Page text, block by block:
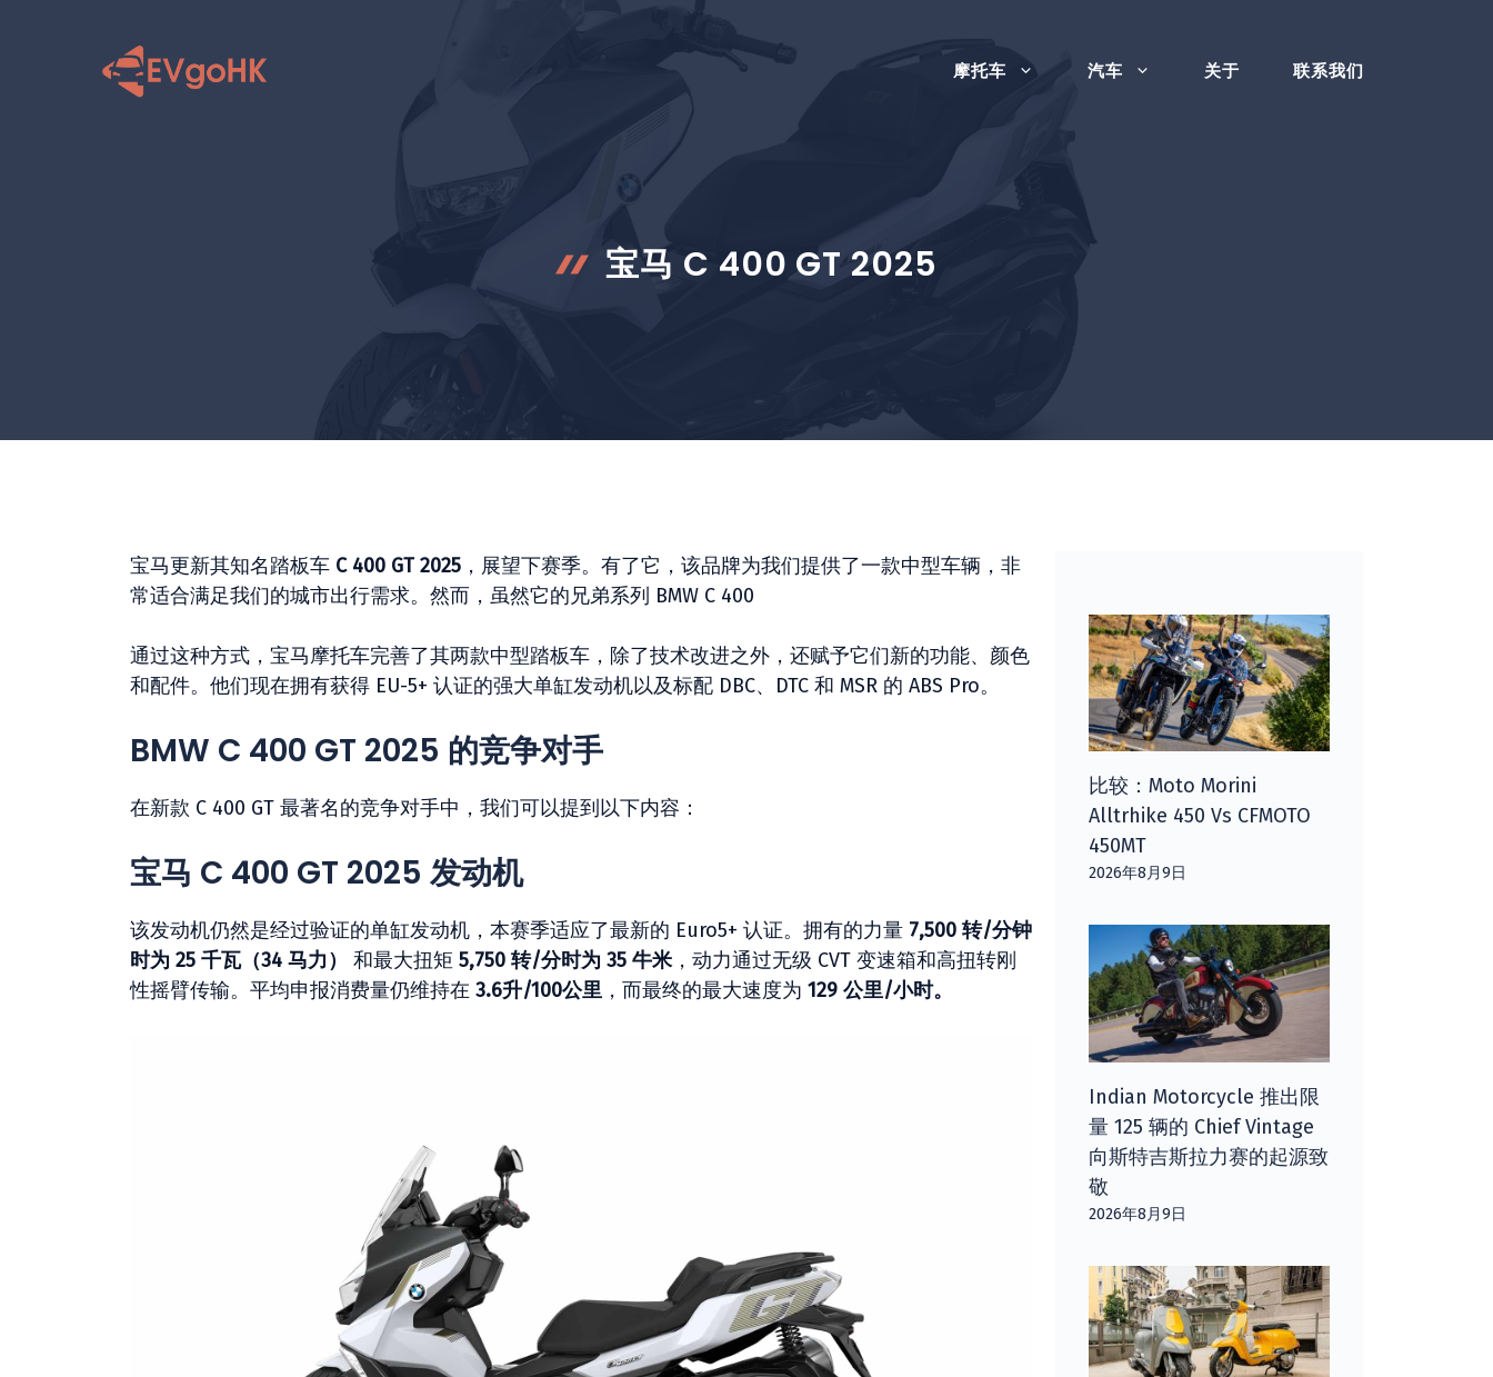
摩托车 汽车 关于 联系我们
宝马 C 400 GT 2025
宝马更新其知名踏板车 C 400 GT 2025 ，展望下赛季。有了它，该品牌为我们提供了一款中型车辆，非
常适合满足我们的城市出行需求。然而，虽然它的兄弟系列 BMW C 400
通过这种方式，宝马摩托车完善了其两款中型踏板车，除了技术改进之外，还赋予它们新的功能、颜色
和配件。他们现在拥有获得 EU-5+ 认证的强大单缸发动机以及标配 DBC、DTC 和 MSR 的 ABS Pro。
BMW C 400 GT 2025 的竞争对手
在新款 C 400 GT 最著名的竞争对手中，我们可以提到以下内容：
宝马 C 400 GT 2025 发动机
该发动机仍然是经过验证的单缸发动机，本赛季适应了最新的 Euro5+ 认证。拥有的力量 7,500 转/分钟
时为 25 千瓦（34 马力）
和最大扭矩 5,750 转/分时为 35 牛米，动力通过无级 CVT 变速箱和高扭转刚
性摇臂传输。平均申报消费量仍维持在 3.6升/100公里 ，而最终的最大速度为 129 公里/小时。
比较：Moto Morini
Alltrhike 450 Vs CFMOTO
450MT
2026年8月9日
Indian Motorcycle 推出限
量 125 辆的 Chief Vintage
向斯特吉斯拉力赛的起源致
敬
2026年8月9日